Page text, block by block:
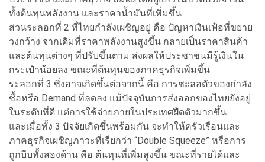
ทั้งต้นทุนพลังงาน และราคาน้ำมันที่เพิ่มขึ้น
ส่วนระลอกที่ 2 ที่ไทยกำลังเผชิญอยู่ คือ ปัญหาเงินเฟ้อที่ขยาย
วงกว้าง จากเดิมที่ราคาพลังงานสูงขึ้น กลายเป็นราคาสินค้า
และต้นทุนต่างๆ ที่ปรับขึ้นตาม ส่งผลให้ประชาชนมีรู้เงินใน
กระเป๋าน้อยลง ขณะที่ต้นทุนของภาคธุรกิจเพิ่มขึ้น
ระลอกที่ 3 ซึ่งอาจเกิดขึ้นต่อจากนี้ คือ การชะลอตัวของกำลัง
ซื้อหรือ Demand ที่ลดลง แม้ปัจจุบันการส่งออกของไทยยังอยู่
ในระดับที่ดี แต่การใช้จ่ายภายในประเทศฝืดตัวมากขึ้น
และเมื่อทั้ง 3 ปัจจัยเกิดขึ้นพร้อมกัน จะทำให้ครัวเรือนและ
ภาคธุรกิจเผชิญภาวะที่เรียกว่า “Double Squeeze” หรือการ
ถูกบีบทั้งสองด้าน คือ ต้นทุนที่เพิ่มสูงขึ้น ขณะที่รายได้และ